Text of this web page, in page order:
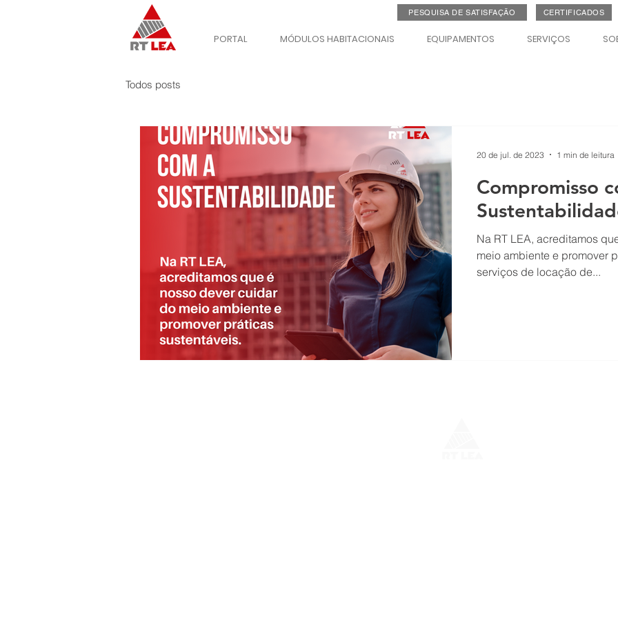
PESQUISA DE SATISFAÇÃO CERTIFICADOS
PORTAL MÓDULOS HABITACIONAIS EQUIPAMENTOS SERVIÇOS
Todos posts
Compromisso
Na RT LEA, acreditamos
meio ambiente e promover
serviços de locação de...
20 de jul. de 2023 1 min de leitura